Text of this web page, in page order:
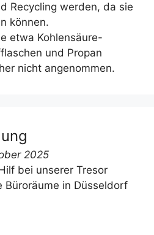
Recycling werden, da sie
können.
etwa Kohlensäure-
und Propan
nicht angenommen.
2025
bei unserer Tresor
Büroräume in Düsseldorf